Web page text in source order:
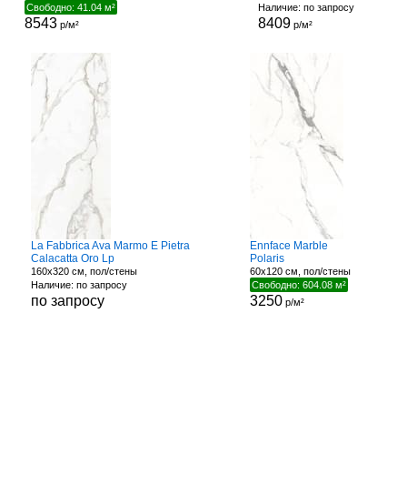
Свободно: 41.04 м²
8543 р/м²
Наличие: по запросу
8409 р/м²
La Fabbrica Ava Marmo E Pietra
Calacatta Oro Lp
160x320 см, пол/стены
Наличие: по запросу
по запросу
Ennface Marble
Polaris
60x120 см, пол/стены
Свободно: 604.08 м²
3250р/м²